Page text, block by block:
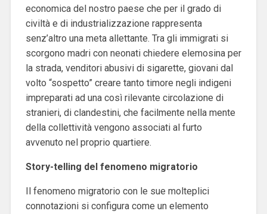
economica del nostro paese che per il grado di
civiltà e di industrializzazione rappresenta
senz’altro una meta allettante. Tra gli immigrati si
scorgono madri con neonati chiedere elemosina per
la strada, venditori abusivi di sigarette, giovani dal
volto “sospetto” creare tanto timore negli indigeni
impreparati ad una così rilevante circolazione di
stranieri, di clandestini, che facilmente nella mente
della collettività vengono associati al furto
avvenuto nel proprio quartiere.
Story-telling del fenomeno migratorio
Il fenomeno migratorio con le sue molteplici
connotazioni si configura come un elemento